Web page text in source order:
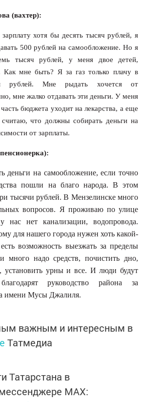
(вахтер):
хотя бы десять тысяч ру­блей, я
500 рублей на самообло­жение. Но я
тысяч рублей, у меня двое детей,
Как мне быть? Я за газ только плачу в
рублей. Мне рыдать хочется от
мне жалко отдавать эти деньги. У меня
бюджета уходит на лекар­ства, а еще
что должны соби­рать деньги на
от зарплаты.
деньги на самообложение, если точно
пошли на благо народа. В этом
тысячи рублей. В Мензелин­ске много
вопросов. Я проживаю по улице
нас нет канализации, водо­провода.
для нашего города нужен хоть какой-
возможность выезжать за пределы
много надо средств, почистить дно,
установить урны и все. И люди будут
руководство района за
имени Мусы Джалиля.
важным и интересным в
Татмедиа
Татарстана в
MАХ: